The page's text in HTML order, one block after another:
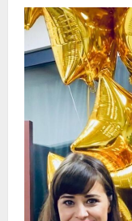
3
групи
у
2026:
суми
та